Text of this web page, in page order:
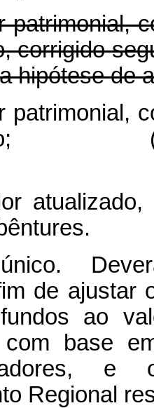
patrimonial,
corrigido
hipótese de
patrimonial,
de ajustar
ao
com base
e
Regional